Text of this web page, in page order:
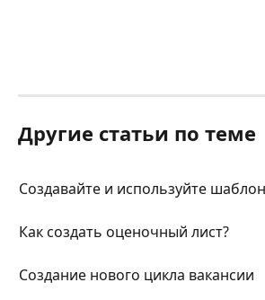
Другие статьи по теме
Создавайте и используйте
Как создать оценочный лист?
Создание нового цикла вакансии